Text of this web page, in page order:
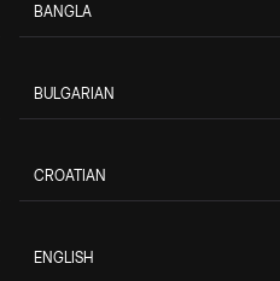
BANGLA
BULGARIAN
CROATIAN
ENGLISH